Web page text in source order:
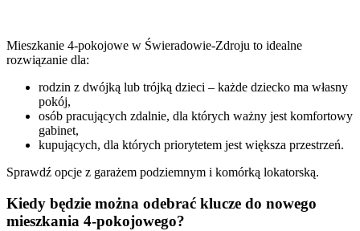
Mieszkanie 4-pokojowe w Świeradowie-Zdroju to idealne
rozwiązanie dla:
rodzin z dwójką lub trójką dzieci – każde dziecko ma własny
pokój,
osób pracujących zdalnie, dla których ważny jest komfortowy
gabinet,
kupujących, dla których priorytetem jest większa przestrzeń.
Sprawdź opcje z garażem podziemnym i komórką lokatorską.
Kiedy będzie można odebrać klucze do nowego
mieszkania 4-pokojowego?